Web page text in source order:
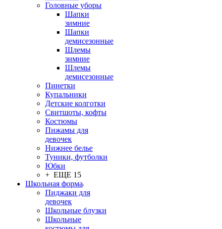
Головные уборы
Шапки
зимние
Шапки
демисезонные
Шлемы
зимние
Шлемы
демисезонные
Пинетки
Купальники
Детские колготки
Свитшоты, кофты
Костюмы
Пижамы для
девочек
Нижнее белье
Туники, футболки
Юбки
+ ЕЩЕ 15
Школьная форма
Пиджаки для
девочек
Школьные блузки
Школьные